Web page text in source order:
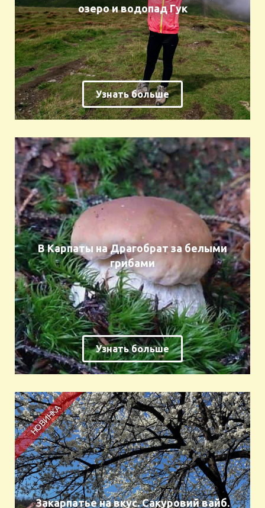
озеро и водопад Гук
Узнать больше
В Карпаты на Драгобрат за белыми
грибами
Узнать больше
Закарпатье на вкус. Сакуровий вайб.